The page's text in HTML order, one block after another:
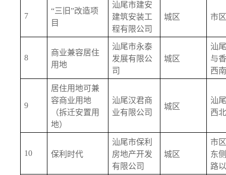
7
“三旧”改造项
目
汕尾市建安
建筑安装工
程有限公司
城区 市
8
商业兼容居住
用地
汕尾市永泰
发展有限公
司
城区
汕
与
西
9
居住用地可兼
容商业用地
（拆迁安置用
地）
汕尾汉君商
业有限公司
城区
汕
西
10 保利时代
汕尾市保利
房地产开发
有限公司
城区
市
东
路